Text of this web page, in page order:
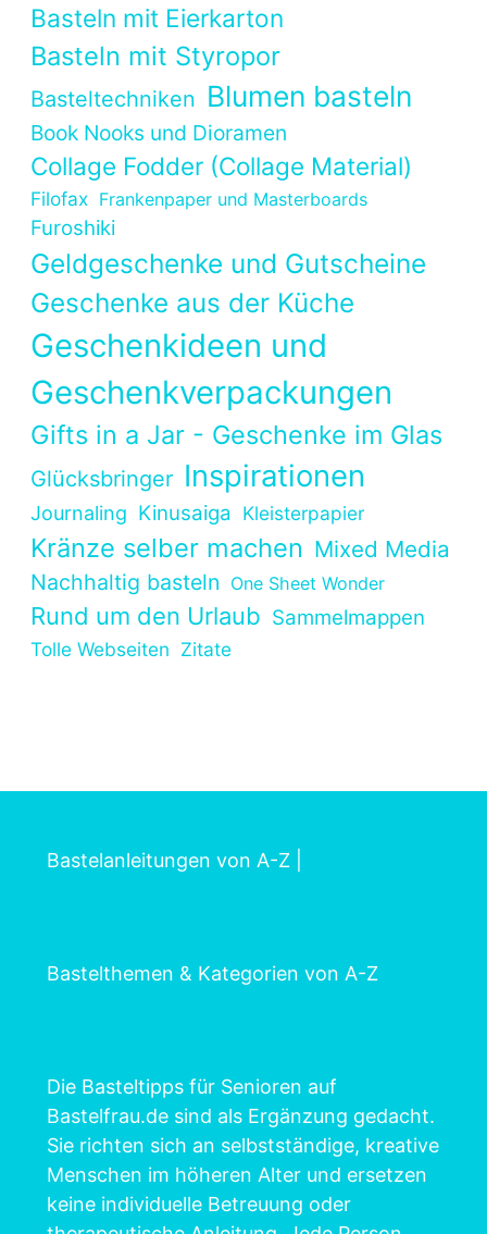
Basteln mit Eierkarton
Basteln mit Styropor
Basteltechniken Blumen basteln
Book Nooks und Dioramen
Collage Fodder (Collage Material)
Filofax Frankenpaper und Masterboards
Furoshiki
Geldgeschenke und Gutscheine
Geschenke aus der Küche
Geschenkideen und
Geschenkverpackungen
Gifts in a Jar - Geschenke im Glas
Glücksbringer Inspirationen
Journaling Kinusaiga Kleisterpapier
Kränze selber machen Mixed Media
Nachhaltig basteln One Sheet Wonder
Rund um den Urlaub Sammelmappen
Tolle Webseiten Zitate
Bastelanleitungen von A-Z
Bastelthemen & Kategorien von A-Z
Die Basteltipps für Senioren auf
Bastelfrau.de sind als Ergänzung gedacht.
Sie richten sich an selbstständige, kreative
Menschen im höheren Alter und ersetzen
keine individuelle Betreuung oder